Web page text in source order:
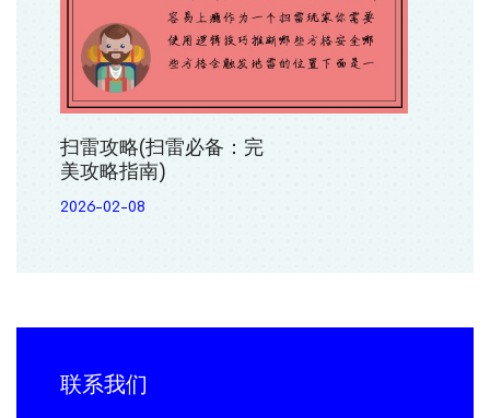
扫雷攻略(扫雷必备：完
美攻略指南)
2026-02-08
联系我们